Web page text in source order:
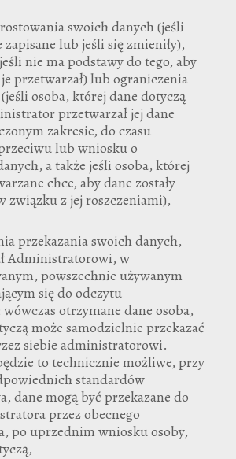
swoich danych (jeśli
zapisane lub jeśli się zmieniły),
nie ma podstawy do tego, aby
przetwarzał) lub ograniczenia
osoba, której dane dotyczą
przetwarzał jej dane
zakresie, do czasu
lub wniosku o
a także jeśli osoba, której
chce, aby dane zostały
związku z jej roszczeniami),
przekazania swoich danych,
Administratorowi, w
powszechnie używanym
się do odczytu
otrzymane dane osoba,
może samodzielnie przekazać
siebie administratorowi.
to technicznie możliwe, przy
standardów
dane mogą być przekazane do
przez obecnego
po uprzednim wniosku osoby,